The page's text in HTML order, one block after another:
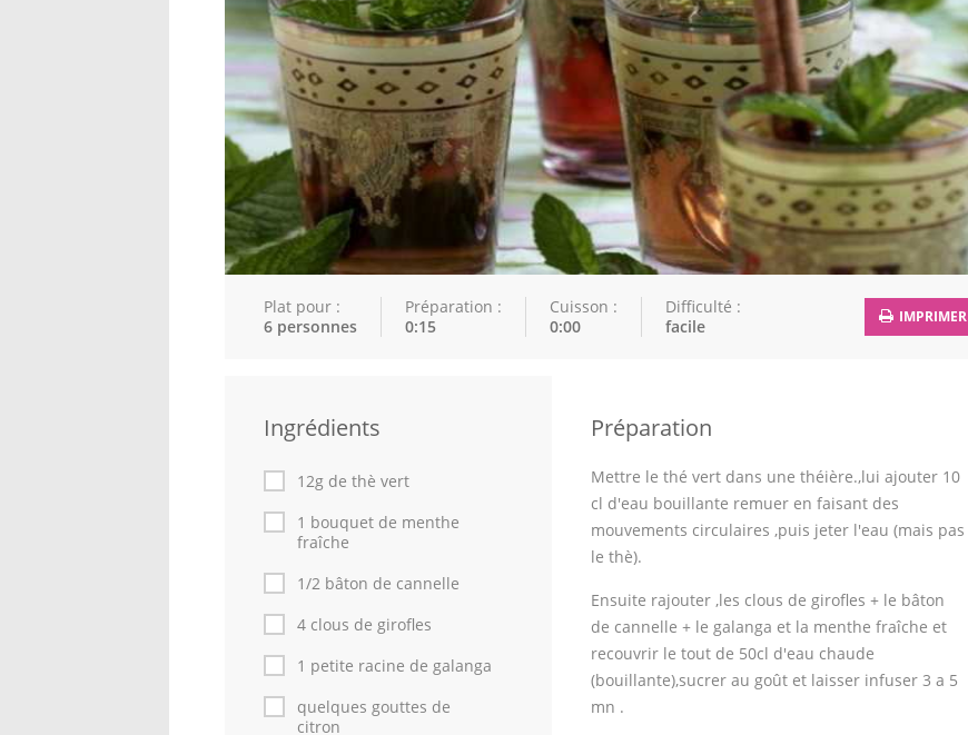
Plat pour :
6 personnes
Préparation :
0:15
Cuisson :
0:00
Difficulté :
facile
IMPRIMER
Ingrédients
12g de thè vert
1 bouquet de menthe
fraîche
1/2 bâton de cannelle
4 clous de girofles
1 petite racine de galanga
quelques gouttes de
citron
Préparation
Mettre le thé vert dans une théière.,lui ajouter 10
cl d'eau bouillante remuer en faisant des
mouvements circulaires ,puis jeter l'eau (mais pas
le thè).
Ensuite rajouter ,les clous de girofles + le bâton
de cannelle + le galanga et la menthe fraîche et
recouvrir le tout de 50cl d'eau chaude
(bouillante),sucrer au goût et laisser infuser 3 a 5
mn .